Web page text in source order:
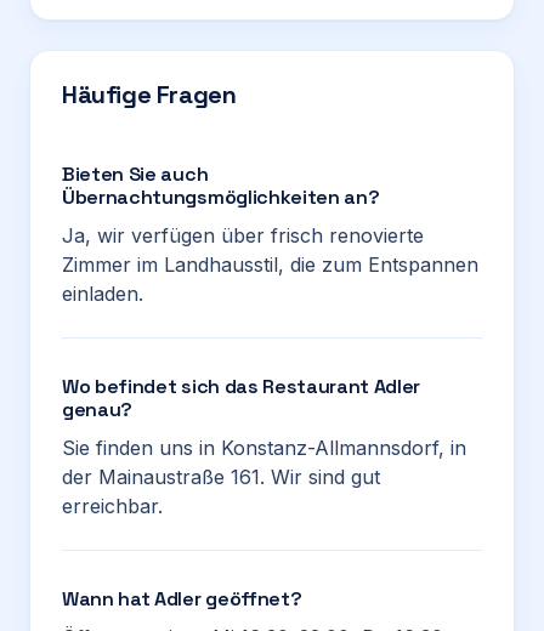
Häufige Fragen
Bieten Sie auch
Übernachtungsmöglichkeiten an?
Ja, wir verfügen über frisch renovierte
Zimmer im Landhausstil, die zum Entspannen
einladen.
Wo befindet sich das Restaurant Adler
genau?
Sie finden uns in Konstanz-Allmannsdorf, in
der Mainaustraße 161. Wir sind gut
erreichbar.
Wann hat Adler geöffnet?